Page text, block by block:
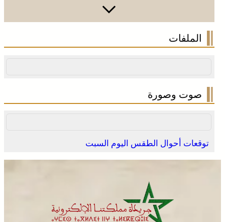
الملفات
صوت وصورة
توقعات أحوال الطقس اليوم السبت